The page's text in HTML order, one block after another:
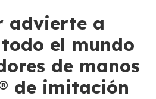
advierte a
el mundo
de manos
de imitación